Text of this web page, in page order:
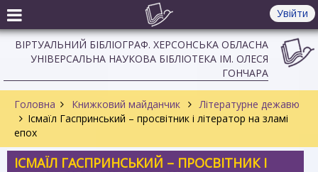
Увійти
ВІРТУАЛЬНИЙ БІБЛІОГРАФ. ХЕРСОНСЬКА ОБЛАСНА
УНІВЕРСАЛЬНА НАУКОВА БІБЛІОТЕКА ІМ. ОЛЕСЯ
ГОНЧАРА
Головна Книжковий майданчик
Літературне дежавю
Ісмаїл Гаспринський – просвітник і літератор на зламі
епох
ІСМАЇЛ ГАСПРИНСЬКИЙ – ПРОСВІТНИК І